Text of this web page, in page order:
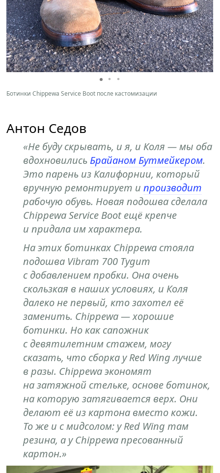
Ботинки Chippewa Service Boot после кастомизации
Антон Седов
«Не буду скрывать, и я, и Коля — мы оба
вдохновились Брайаном Бутмейкером.
Это парень из Калифорнии, который
вручную ремонтирует ипроизводит
рабочую обувь. Новая подошва сделала
Chippewa Service Boot ещё крепче
и придала им характера.
На этих ботинках Chippewa стояла
подошва Vibram 700 Tygum
с добавлением пробки. Она очень
скользкая в наших условиях, и Коля
далеко не первый, кто захотел её
заменить. Chippewa — хорошие
ботинки. Но как сапожник
с девятилетним стажем, могу
сказать, что сборка у Red Wing лучше
в разы. Chippewa экономят
на затяжной стельке, основе ботинок,
на которую затягивается верх. Они
делают её из картона вместо кожи.
То же и с мидсолом: у Red Wing там
резина, а у Chippewa пресованный
картон.»